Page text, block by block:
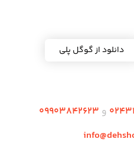
دانلود از گوگل پلی
و 09903842623